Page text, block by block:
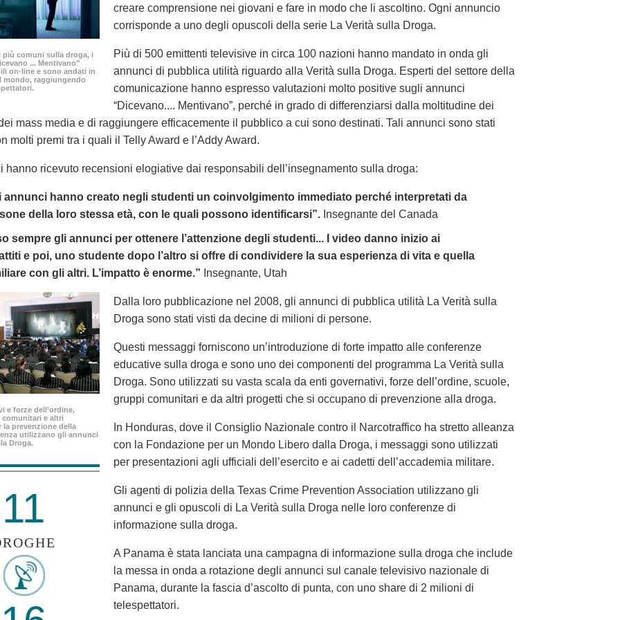
più comuni sulla droga, i
... Mentivano”
on-line e sono andati in
mondo, raggiungendo
creare comprensione nei giovani e fare in modo che li ascoltino. Ogni annuncio
corrisponde a uno degli opuscoli della serie La Verità sulla Droga.
Più di 500 emittenti televisive in circa 100 nazioni hanno mandato in onda gli
annunci di pubblica utilità riguardo alla Verità sulla Droga. Esperti del settore della
comunicazione hanno espresso valutazioni molto positive sugli annunci
“Dicevano.... Mentivano”, perché in grado di differenziarsi dalla moltitudine dei
mass media e di raggiungere efficacemente il pubblico a cui sono destinati. Tali annunci sono stati
molti premi tra i quali il Telly Award e l’Addy Award.
hanno ricevuto recensioni elogiative dai responsabili dell’insegnamento sulla droga:
annunci hanno creato negli studenti un coinvolgimento immediato perché interpretati da
della loro stessa età, con le quali possono identificarsi”. Insegnante del Canada
sempre gli annunci per ottenere l’attenzione degli studenti... I video danno inizio ai
e poi, uno studente dopo l’altro si offre di condividere la sua esperienza di vita e quella
con gli altri. L’impatto è enorme.” Insegnante, Utah
e forze dell’ordine,
e altri
la prevenzione della
utilizzano gli annunci
Droga.
11
Dalla loro pubblicazione nel 2008, gli annunci di pubblica utilità La Verità sulla
Droga sono stati visti da decine di milioni di persone.
Questi messaggi forniscono un’introduzione di forte impatto alle conferenze
educative sulla droga e sono uno dei componenti del programma La Verità sulla
Droga. Sono utilizzati su vasta scala da enti governativi, forze dell’ordine, scuole,
gruppi comunitari e da altri progetti che si occupano di prevenzione alla droga.
In Honduras, dove il Consiglio Nazionale contro il Narcotraffico ha stretto alleanza
con la Fondazione per un Mondo Libero dalla Droga, i messaggi sono utilizzati
per presentazioni agli ufficiali dell’esercito e ai cadetti dell’accademia militare.
Gli agenti di polizia della Texas Crime Prevention Association utilizzano gli
annunci e gli opuscoli di La Verità sulla Droga nelle loro conferenze di
informazione sulla droga.
A Panama è stata lanciata una campagna di informazione sulla droga che include
la messa in onda a rotazione degli annunci sul canale televisivo nazionale di
Panama, durante la fascia d’ascolto di punta, con uno share di 2 milioni di
telespettatori.